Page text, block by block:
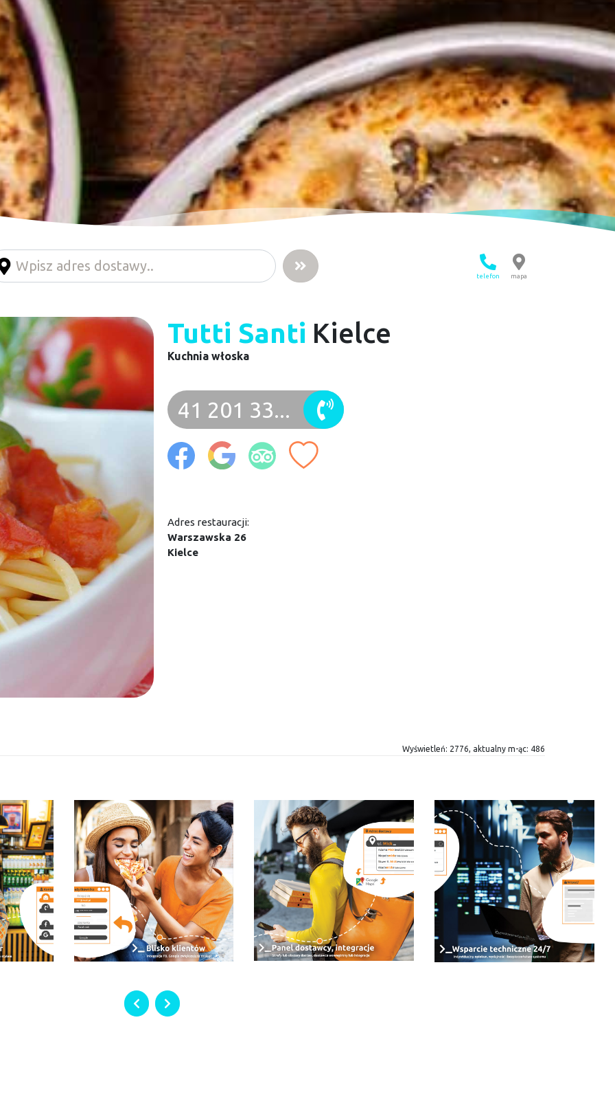
telefon mapa
Tutti Santi Kielce
Kuchnia włoska
41 201 33...
Adres restauracji:
Warszawska 26
Kielce
Wyświetleń: 2776, aktualny m-ąc: 486